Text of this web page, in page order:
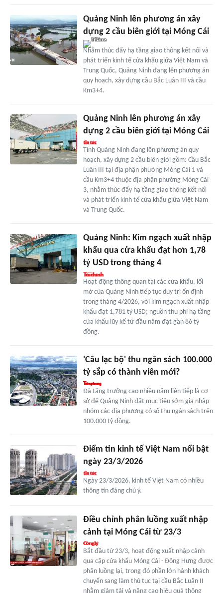
Quảng Ninh lên phương án xây
dựng 2 cầu biên giới tại Móng Cái
Nhằm thúc đẩy hạ tầng giao thông kết nối và
phát triển kinh tế cửa khẩu giữa Việt Nam và
Trung Quốc, Quảng Ninh đang lên phương án
quy hoạch, xây dựng cầu Bắc Luân III và cầu
Km3+4.
Quảng Ninh lên phương án xây
dựng 2 cầu biên giới tại Móng Cái
Tỉnh Quảng Ninh đang lên phương án quy
hoạch, xây dựng 2 cầu biên giới gồm: Cầu Bắc
Luân III tại địa phận phường Móng Cái 1 và
cầu Km3+4 thuộc địa phận phường Móng Cái
3, nhằm thúc đẩy hạ tầng giao thông kết nối
và phát triển kinh tế cửa khẩu giữa Việt Nam
và Trung Quốc.
Quảng Ninh: Kim ngạch xuất nhập
khẩu qua cửa khẩu đạt hơn 1,78
tỷ USD trong tháng 4
Hoạt động thông quan tại các cửa khẩu, lối
mở của Quảng Ninh tiếp tục duy trì ổn định
trong tháng 4/2026, với kim ngạch xuất nhập
khẩu đạt 1,781 tỷ USD; nguồn thu phí hạ tầng
cửa khẩu lũy kế từ đầu năm đạt gần 86 tỷ
đồng.
'Câu lạc bộ' thu ngân sách 100.000
tỷ sắp có thành viên mới?
Đà tăng trưởng cao nhiều năm liên tiếp là cơ
sở để Quảng Ninh đặt mục tiêu sớm gia nhập
nhóm các địa phương có số thu ngân sách trên
100.000 tỷ đồng.
Điểm tin kinh tế Việt Nam nổi bật
ngày 23/3/2026
Ngày 23/3/2026, kinh tế Việt Nam có nhiều
thông tin đáng chú ý.
Điều chỉnh phân luồng xuất nhập
cảnh tại Móng Cái từ 23/3
Bắt đầu từ 23/3, hoạt động xuất nhập cảnh
qua cặp cửa khẩu Móng Cái - Đông Hưng được
phân luồng lại, trong đó phần lớn hành khách
chuyển sang làm thủ tục tại cầu Bắc Luân II
nhằm giảm tải và nâng cao hiệu quả thông